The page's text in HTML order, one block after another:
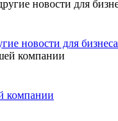
новости для бизнеса
компании